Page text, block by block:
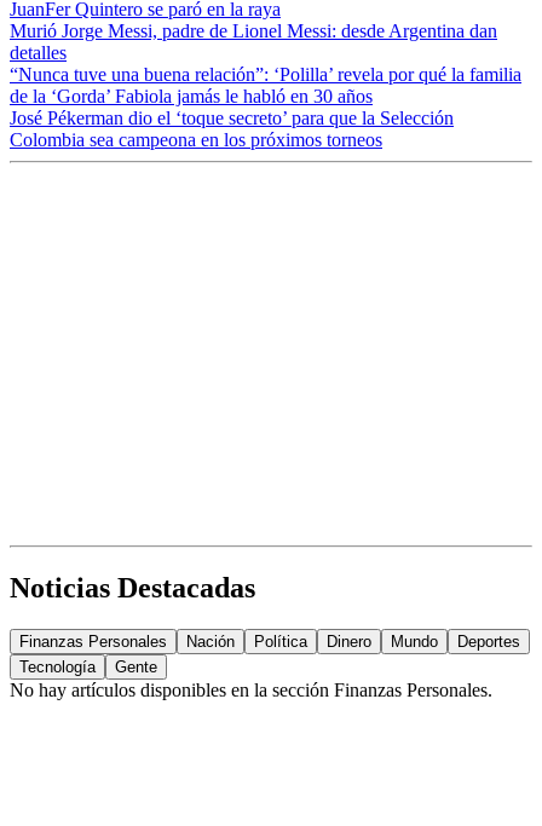
JuanFer Quintero se paró en la raya
Murió Jorge Messi, padre de Lionel Messi: desde Argentina dan
detalles
“Nunca tuve una buena relación”: ‘Polilla’ revela por qué la familia
de la ‘Gorda’ Fabiola jamás le habló en 30 años
José Pékerman dio el ‘toque secreto’ para que la Selección
Colombia sea campeona en los próximos torneos
Noticias Destacadas
Finanzas Personales Nación Política Dinero Mundo
Deportes
Tecnología
Gente
No hay artículos disponibles en la sección Finanzas Personales.